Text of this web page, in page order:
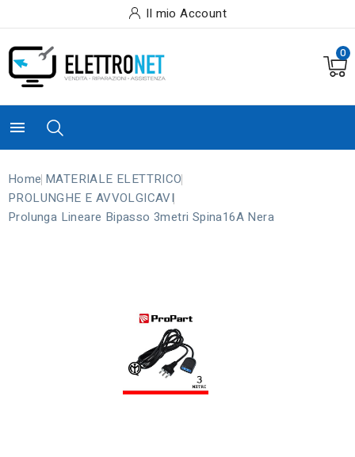
Il mio Account
0

Home MATERIALE ELETTRICO
PROLUNGHE E AVVOLGICAVI
Prolunga Lineare Bipasso 3metri Spina16A Nera